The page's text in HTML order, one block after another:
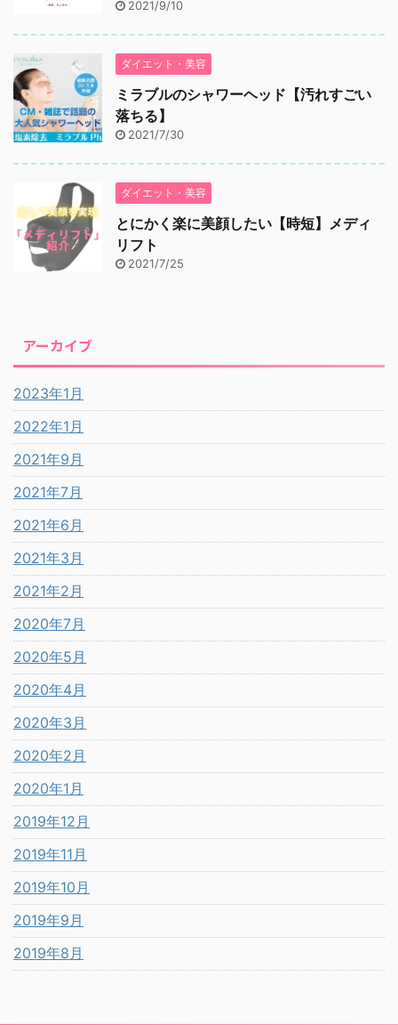
2021/9/10
ダイエット・美容
ミラブルのシャワーヘッド【汚れすごい
落ちる】
2021/7/30
ダイエット・美容
とにかく楽に美顔したい【時短】メディ
リフト
2021/7/25
アーカイブ
2023年1月
2022年1月
2021年9月
2021年7月
2021年6月
2021年3月
2021年2月
2020年7月
2020年5月
2020年4月
2020年3月
2020年2月
2020年1月
2019年12月
2019年11月
2019年10月
2019年9月
2019年8月